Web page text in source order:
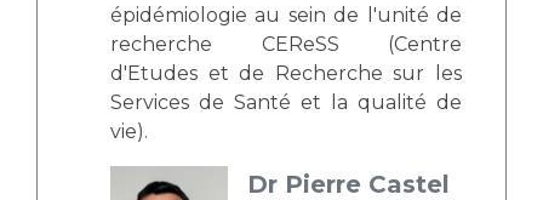
épidémiologie au sein de l'unité de
recherche CEReSS (Centre
d'Etudes et de Recherche sur les
Services de Santé et la qualité de
vie).
Dr Pierre Castel